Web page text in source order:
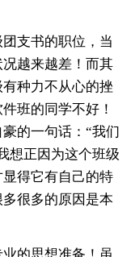
支书的职位，当
越来越差！而其
种力不从心的挫
班的同学不好！
的一句话：“我们
想正因为这个班级
得它有自己的特
很多的原因是本